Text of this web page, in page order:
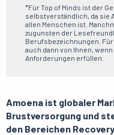
*Für Top of Minds ist der
selbstverständlich, da sie
allen Menschen ist.
zugunsten der
Berufsbezeichnungen.
auch dann von Ihnen,
Anforderungen erfüllen.
Amoena ist globaler
Brustversorgung und
den Bereichen